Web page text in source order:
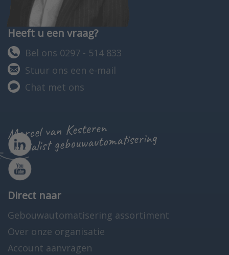
Heeft u een vraag?
Bel ons 0297 - 514 833
Stuur ons een e-mail
Chat met ons
Marcel van Kesteren
specialist gebouwautomatisering
Direct naar
Gebouwautomatisering assortiment
Over onze organisatie
Account aanvragen